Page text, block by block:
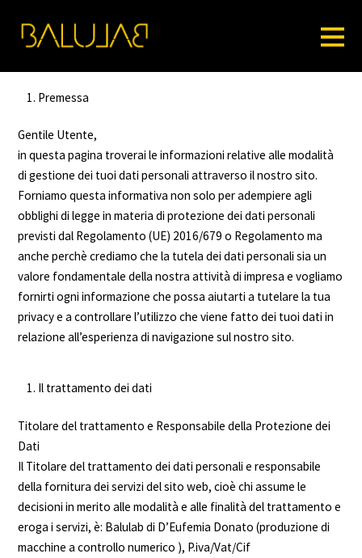
Premessa
Gentile Utente,
in questa pagina troverai le informazioni relative alle modalità
di gestione dei tuoi dati personali attraverso il nostro sito.
Forniamo questa informativa non solo per adempiere agli
obblighi di legge in materia di protezione dei dati personali
previsti dal Regolamento (UE) 2016/679 o Regolamento ma
anche perchè crediamo che la tutela dei dati personali sia un
valore fondamentale della nostra attività di impresa e vogliamo
fornirti ogni informazione che possa aiutarti a tutelare la tua
privacy e a controllare l’utilizzo che viene fatto dei tuoi dati in
relazione all’esperienza di navigazione sul nostro sito.
Il trattamento dei dati
Titolare del trattamento e Responsabile della Protezione dei
Dati
Il Titolare del trattamento dei dati personali e responsabile
della fornitura dei servizi del sito web, cioè chi assume le
decisioni in merito alle modalità e alle finalità del trattamento e
eroga i servizi, è: Balulab di D’Eufemia Donato (produzione di
macchine a controllo numerico ), P.iva/Vat/Cif